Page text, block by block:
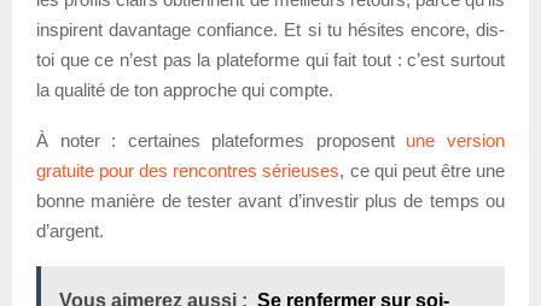
inspirent davantage confiance. Et si tu hésites encore, dis-
toi que ce n’est pas la plateforme qui fait tout : c’est surtout
la qualité de ton approche qui compte.
À noter : certaines plateformes proposent une version
gratuite pour des rencontres sérieuses, ce qui peut être une
bonne manière de tester avant d’investir plus de temps ou
d’argent.
Vous aimerez aussi : Se renfermer sur soi-